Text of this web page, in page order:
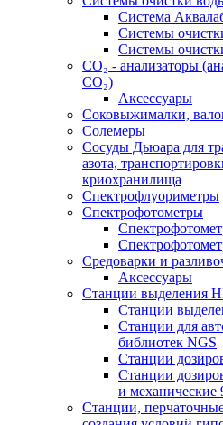
Система
Системы
Системы
СО₂ - анализаторы
СО₂)
Аксессуары
Соковыжималки,
Солемеры
Сосуды Дьюара для
азота,
криохранилища
Спектрофлуориметры
Спектрофотометры
Средоварки и
Аксессуары
Станции выделения
Станции
Станции для
библиотек NGS
Станции
Станции
и механические
Станции,